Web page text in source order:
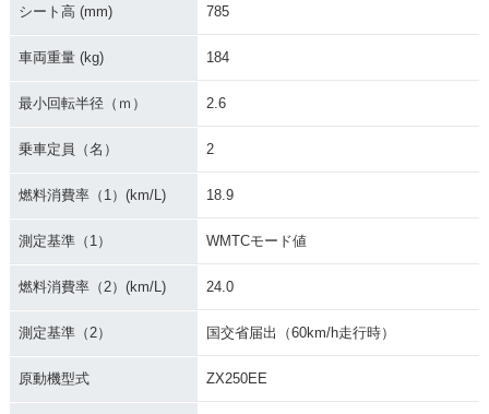
シート高 (mm) 785
車両重量 (kg) 184
最小回転半径（ｍ） 2.6
乗車定員（名） 2
燃料消費率（1）(km/L) 18.9
測定基準（1） WMTCモード値
燃料消費率（2）(km/L) 24.0
測定基準（2） 国交省届出（60km/h走行時）
原動機型式 ZX250EE